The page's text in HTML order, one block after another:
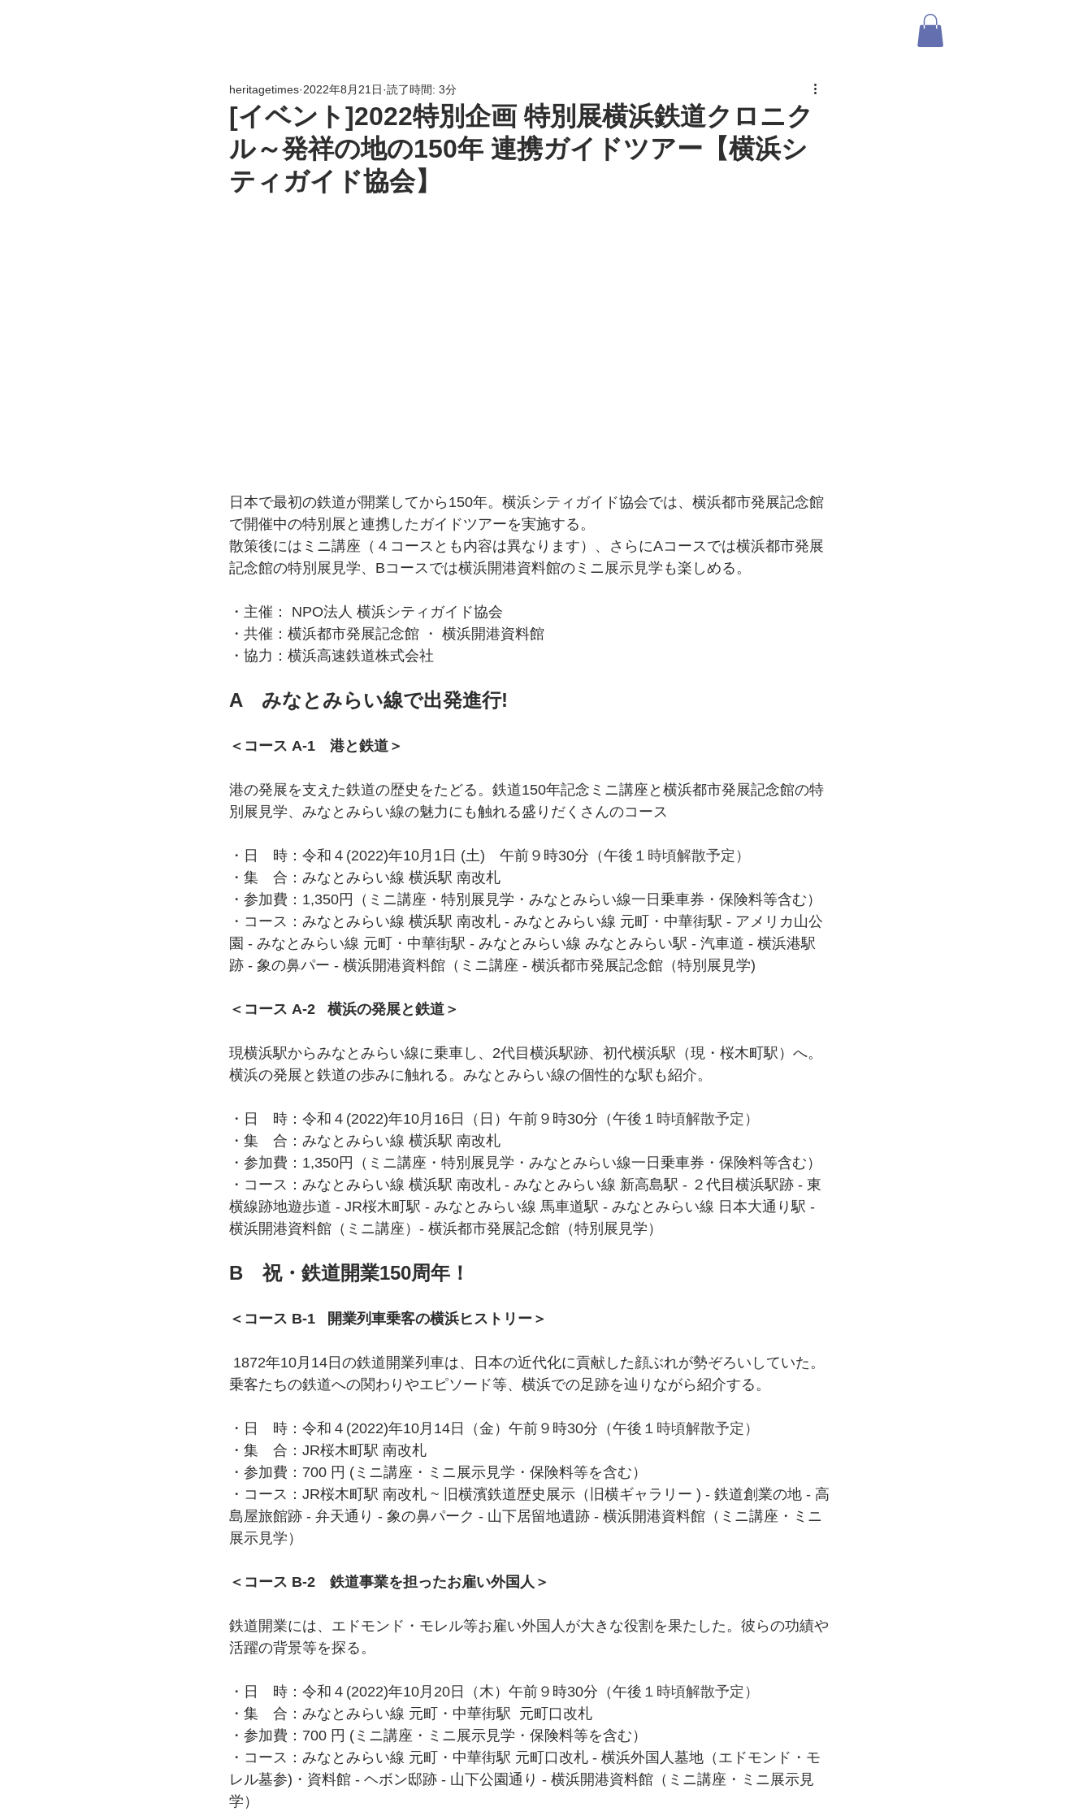
[イベント]2022特別企画 特別展横浜鉄道クロニク
ル～発祥の地の150年 連携ガイドツアー【横浜シ
ティガイド協会】
heritagetimes 2022年8月21日 読了時間: 3分
日本で最初の鉄道が開業してから150年。横浜シティガイド協会では、横浜都市発展記念館
で開催中の特別展と連携したガイドツアーを実施する。
散策後にはミニ講座（４コースとも内容は異なります）、さらにAコースでは横浜都市発展
記念館の特別展見学、Bコースでは横浜開港資料館のミニ展示見学も楽しめる。
・主催： NPO法人 横浜シティガイド協会
・共催：横浜都市発展記念館 ・ 横浜開港資料館
・協力：横浜高速鉄道株式会社
A　みなとみらい線で出発進行!
＜コース A-1　港と鉄道＞
港の発展を支えた鉄道の歴史をたどる。鉄道150年記念ミニ講座と横浜都市発展記念館の特
別展見学、みなとみらい線の魅力にも触れる盛りだくさんのコース
・日　時：令和４(2022)年10月1日 (土)　午前９時30分（午後１ 時頃解散予定）
・集　合：みなとみらい線 横浜駅 南改札
・参加費：1,350円（ミニ講座・特別展見学・みなとみらい線一日乗車券・保険料等含む）
・コース：みなとみらい線 横浜駅 南改札 - みなとみらい線 元町・中華街駅 - アメリカ山公
園 - みなとみらい線 元町・中華街駅 - みなとみらい線 みなとみらい駅 - 汽車道 - 横浜港駅
跡 - 象の鼻パー - 横浜開港資料館（ミニ講座 - 横浜都市発展記念館（特別展見学)
＜コース A-2   横浜の発展と鉄道＞
現横浜駅からみなとみらい線に乗車し、2代目横浜駅跡、初代横浜駅（現・桜木町駅）へ。
横浜の発展と鉄道の歩みに触れる。みなとみらい線の個性的な駅も紹介。
・日　時：令和４(2022)年10月16日（日）午前９時30分（午後１ 時頃解散予定）
・集　合：みなとみらい線 横浜駅 南改札
・参加費：1,350円（ミニ講座・特別展見学・みなとみらい線一日乗車券・保険料等含む）
・コース：みなとみらい線 横浜駅 南改札 - みなとみらい線 新高島駅 - ２代目横浜駅跡 - 東
横線跡地遊歩道 - JR桜木町駅 - みなとみらい線 馬車道駅 - みなとみらい線 日本大通り駅 -
横浜開港資料館（ミニ講座）- 横浜都市発展記念館（特別展見学）
B　祝・鉄道開業150周年！
＜コース B-1   開業列車乗客の横浜ヒストリー＞
乗客たちの鉄道への関わりやエピソード等、横浜での足跡を辿りながら紹介する。
・日　時：令和４(2022)年10月14日（金）午前９時30分（午後１ 時頃解散予定）
・集　合：JR桜木町駅 南改札
・参加費：700 円 (ミニ講座・ミニ展示見学・保険料等を含む）
・コース：JR桜木町駅 南改札 ~ 旧横濱鉄道歴史展示（旧横ギャラリー ) - 鉄道創業の地 - 高
島屋旅館跡 - 弁天通り - 象の鼻パーク - 山下居留地遺跡 - 横浜開港資料館（ミニ講座・ミニ
展示見学）
＜コース B-2　鉄道事業を担ったお雇い外国人＞
鉄道開業には、エドモンド・モレル等お雇い外国人が大きな役割を果たした。彼らの功績や
活躍の背景等を探る。
・日　時：令和４(2022)年10月20日（木）午前９時30分（午後１ 時頃解散予定）
・集　合：みなとみらい線 元町・中華街駅  元町口改札
・参加費：700 円 (ミニ講座・ミニ展示見学・保険料等を含む）
・コース：みなとみらい線 元町・中華街駅 元町口改札 - 横浜外国人墓地（エドモンド・モ
レル墓参)・資料館 - ヘボン邸跡 - 山下公園通り - 横浜開港資料館（ミニ講座・ミニ展示見
学）